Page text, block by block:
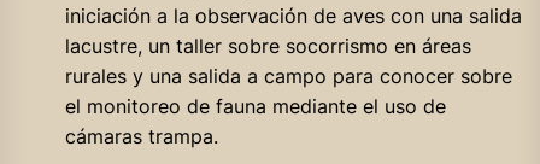
iniciación a la observación de aves con una salida
lacustre, un taller sobre socorrismo en áreas
rurales y una salida a campo para conocer sobre
el monitoreo de fauna mediante el uso de
cámaras trampa.